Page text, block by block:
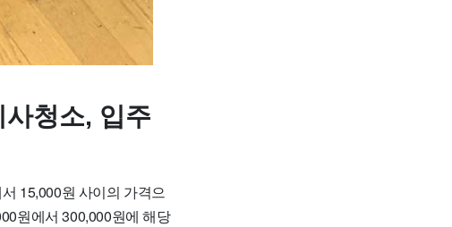
청소, 입주
15,000원 사이의 가격으
원에서 300,000원에 해당